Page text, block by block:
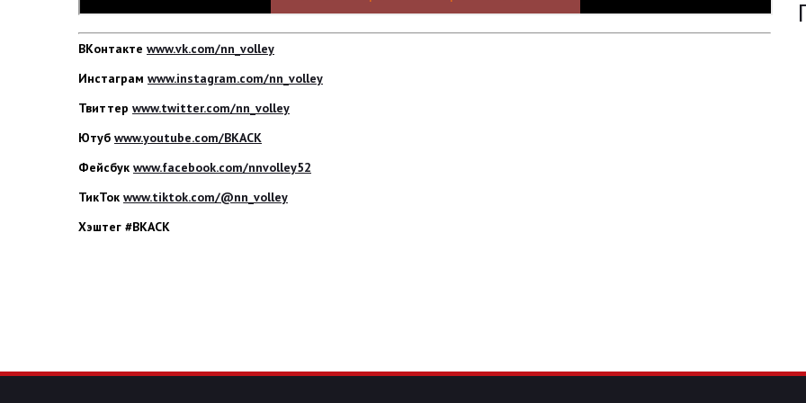
ВКонтакте www.vk.com/nn_volley
Инстаграм www.instagram.com/nn_volley
Твиттер www.twitter.com/nn_volley
Ютуб www.youtube.com/ВКАСК
Фейсбук www.facebook.com/nnvolley52
ТикТок www.tiktok.com/@nn_volley
Хэштег #ВКАСК